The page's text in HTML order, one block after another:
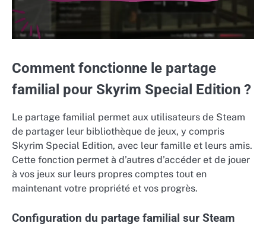
Comment fonctionne le partage
familial pour Skyrim Special Edition ?
Le partage familial permet aux utilisateurs de Steam
de partager leur bibliothèque de jeux, y compris
Skyrim Special Edition, avec leur famille et leurs amis.
Cette fonction permet à d’autres d’accéder et de jouer
à vos jeux sur leurs propres comptes tout en
maintenant votre propriété et vos progrès.
Configuration du partage familial sur Steam